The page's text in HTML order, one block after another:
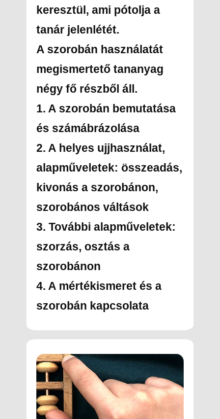
keresztül, ami pótolja a
tanár jelenlétét.
A szorobán használatát
megismertető tananyag
négy fő részből áll.
1. A szorobán bemutatása
és számábrázolása
2. A helyes ujjhasználat,
alapműveletek: összeadás,
kivonás a szorobánon,
szorobános váltások
3. További alapműveletek:
szorzás, osztás a
szorobánon
4. A mértékismeret és a
szorobán kapcsolata